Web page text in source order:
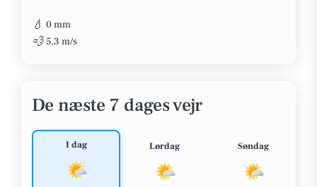
💧 0 mm
💨 5,3 m/s
De næste 7 dages vejr
I dag Lørdag Søndag